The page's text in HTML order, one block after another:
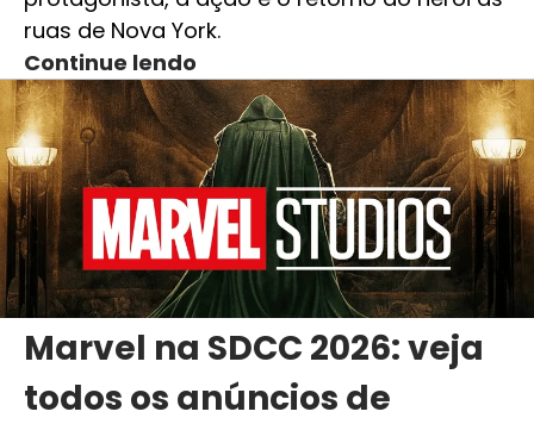
ruas de Nova York.
Continue lendo
Marvel na SDCC 2026: veja
todos os anúncios de